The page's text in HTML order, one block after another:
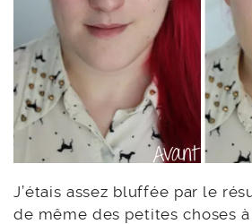
J’étais assez bluffée par le
de même des petites choses